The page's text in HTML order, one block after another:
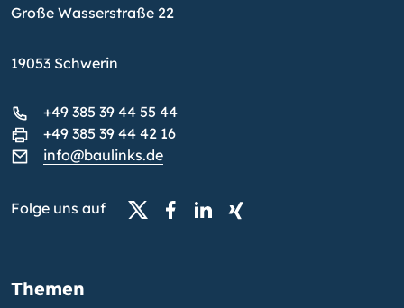
Große Wasserstraße 22
19053 Schwerin
+49 385 39 44 55 44
+49 385 39 44 42 16
info@baulinks.de
Folge uns auf
Themen